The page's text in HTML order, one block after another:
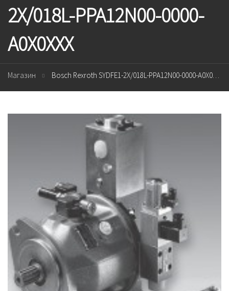
2X/018L-PPA12N00-0000-
A0X0XXX
Магазин Bosch Rexroth SYDFE1-2X/018L-PPA12N00-0000-A0X0XXX